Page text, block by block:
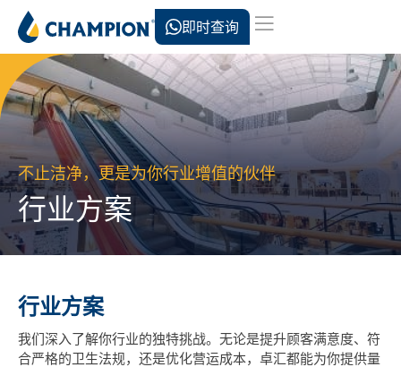
即时查询
不止洁净，更是为你行业增值的伙伴
行业方案
行业方案
我们深入了解你行业的独特挑战。无论是提升顾客满意度、符
合严格的卫生法规，还是优化营运成本，卓汇都能为你提供量